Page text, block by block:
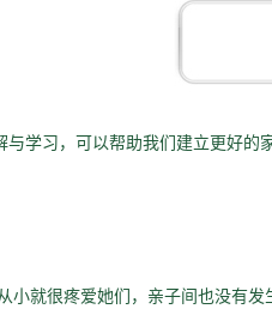
学习，可以帮助我们建立更好的
就很疼爱她们，亲子间也没有